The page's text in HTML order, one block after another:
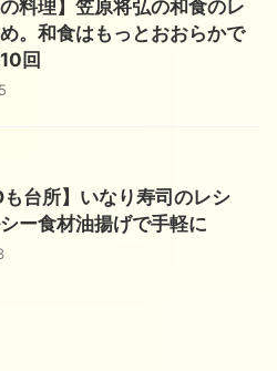
の料理】笠原将弘の和食のレ
。和食はもっとおおらかで
回
も台所】いなり寿司のレシ
ー食材油揚げで手軽に